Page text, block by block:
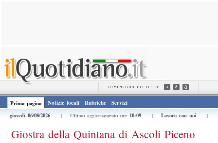
Prima pagina Notizie locali Rubriche
Servizi
giovedì 06/08/2026
| Ultimo aggiornamento ore 10:09 | Lavora con noi |
Giostra della Quintana di Ascoli Piceno